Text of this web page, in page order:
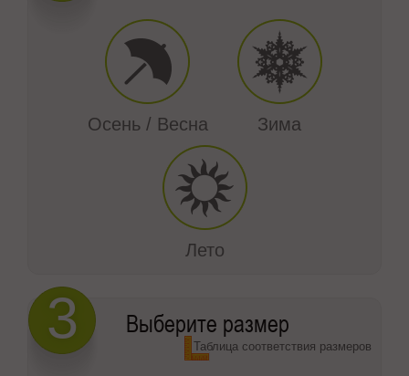
Осень / Весна Зима
Лето
Выберите размер
Таблица соответствия размеров
3